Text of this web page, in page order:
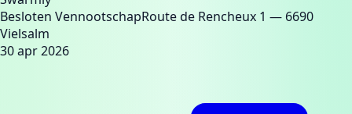
Besloten VennootschapRoute de Rencheux 1 — 6690
Vielsalm
30 apr 2026